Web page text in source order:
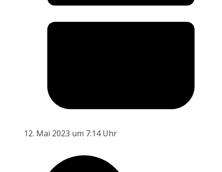
12. Mai 2023 um 7:14 Uhr